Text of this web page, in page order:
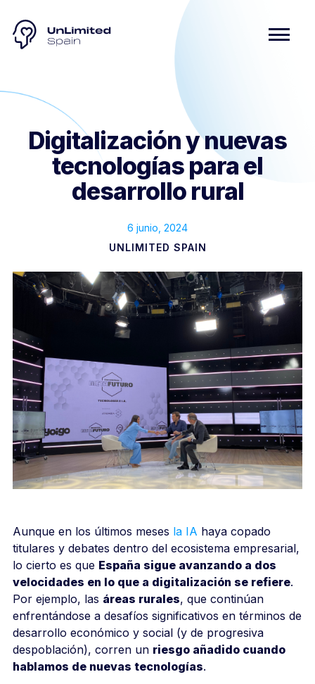
Digitalización y nuevas
tecnologías para el
desarrollo rural
6 junio, 2024
UNLIMITED SPAIN
Aunque en los últimos meses la IA haya copado
titulares y debates dentro del ecosistema empresarial,
lo cierto es que España sigue avanzando a dos
velocidades en lo que a digitalización se refiere.
Por ejemplo, las áreas rurales, que continúan
enfrentándose a desafíos significativos en términos de
desarrollo económico y social (y de progresiva
despoblación), corren un riesgo añadido cuando
hablamos de nuevas tecnologías.